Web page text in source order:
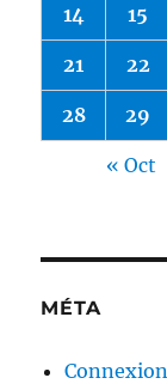
14 15
21 22
28 29
« Oct
MÉTA
Connexion